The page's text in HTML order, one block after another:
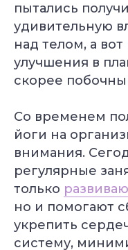
пытались
удивительную
над телом, а
улучшения в
скорее
Со временем
йоги на
внимания.
регулярные
только
но и помогают
укрепить
систему,